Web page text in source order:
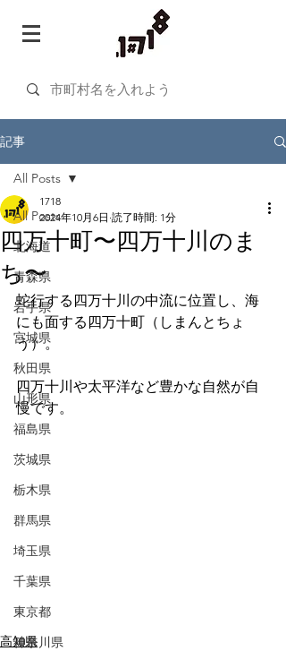
記事
All Posts
北海道
青森県
岩手県
宮城県
秋田県
山形県
福島県
茨城県
栃木県
群馬県
埼玉県
千葉県
東京都
神奈川県
All Posts
四万十町〜四万十川のま
ち〜
1718
2024年10月6日 読了時間: 1分
蛇行する四万十川の中流に位置し、海
にも面する四万十町（しまんとちょ
う）。
四万十川や太平洋など豊かな自然が自
慢です。
高知県